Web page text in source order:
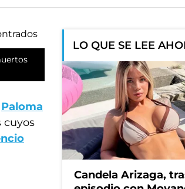
Paloma
cuyos
LO QUE SE LEE
Candela Arizaga,